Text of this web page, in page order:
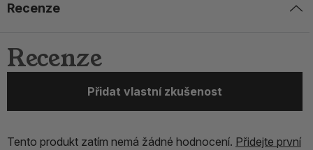
Recenze
Recenze
Přidat vlastní zkušenost
Tento produkt zatím nemá žádné hodnocení. Přidejte první